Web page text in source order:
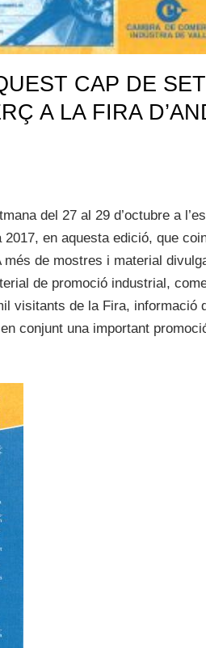
CAP DE
A LA FIRA
del 27 al 29 d’octubre a
en aquesta edició, que
de mostres i material
de promoció industrial,
visitants de la Fira, informació
conjunt una important